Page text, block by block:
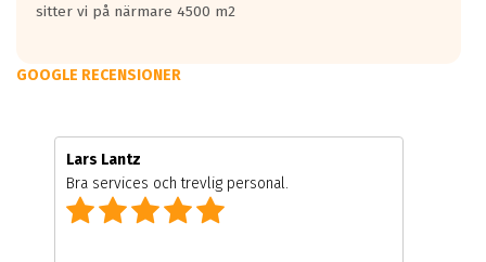
sitter vi på närmare 4500 m2
GOOGLE RECENSIONER
Lars Lantz
Bra services och trevlig personal.